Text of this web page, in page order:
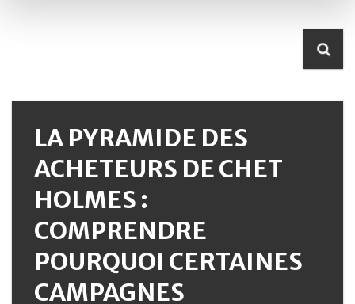
LA PYRAMIDE DES
ACHETEURS DE CHET
HOLMES :
COMPRENDRE
POURQUOI CERTAINES
CAMPAGNES